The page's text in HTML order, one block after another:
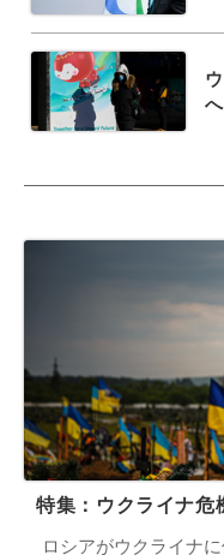
特集：ウクライナ危
ロシアがウクライナ